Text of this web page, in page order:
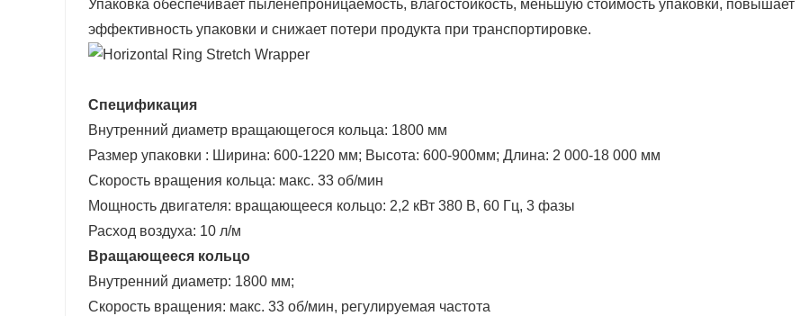
Упаковка обеспечивает пыленепроницаемость, влагостойкость, меньшую стоимость упаковки, повышает
эффективность упаковки и снижает потери продукта при транспортировке.
Спецификация
Внутренний диаметр вращающегося кольца: 1800 мм
Размер упаковки : Ширина: 600-1220 мм; Высота: 600-900мм; Длина: 2 000-18 000 мм
Скорость вращения кольца: макс. 33 об/мин
Мощность двигателя: вращающееся кольцо: 2,2 кВт 380 В, 60 Гц, 3 фазы
Расход воздуха: 10 л/м
Вращающееся кольцо
Внутренний диаметр: 1800 мм;
Скорость вращения: макс. 33 об/мин, регулируемая частота